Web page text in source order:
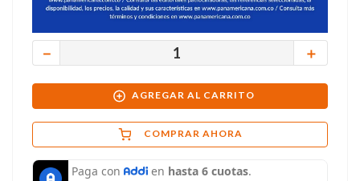
＋
－
AGREGAR AL CARRITO
COMPRAR AHORA